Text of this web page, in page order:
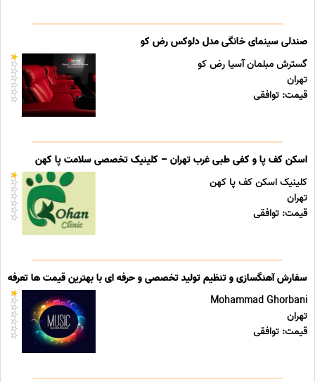
صندلی سینمای خانگی مدل دلوکس رض کو
گسترش مبلمان آسیا رض کو
تهران
قیمت: توافقی
اسکن کف پا و کفی طبی غرب تهران – کلینیک تخصصی سلامت پا کهن
کلینیک اسکن کف پا کهن
تهران
قیمت: توافقی
سفارش آهنگسازی و تنظیم تولید تخصصی و حرفه ای با بهترین قیمت ها تعرفه
Mohammad Ghorbani
تهران
قیمت: توافقی